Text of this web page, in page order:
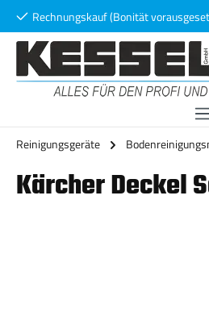
Hauptinhalt springen
Zur Suche springen
Zur Hauptnavigation springen
Rechnungskauf (Bonität
Reinigungsgeräte
Kärcher Deckel